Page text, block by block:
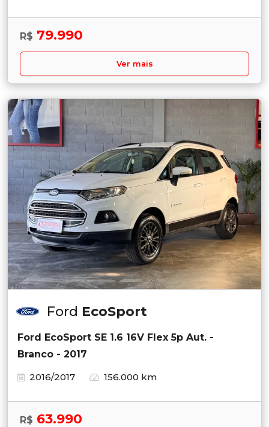
R$ 79.990
Ver mais
Ford EcoSport
Ford EcoSport SE 1.6 16V Flex 5p Aut. -
Branco - 2017
2016/2017
156.000 km
R$ 63.990